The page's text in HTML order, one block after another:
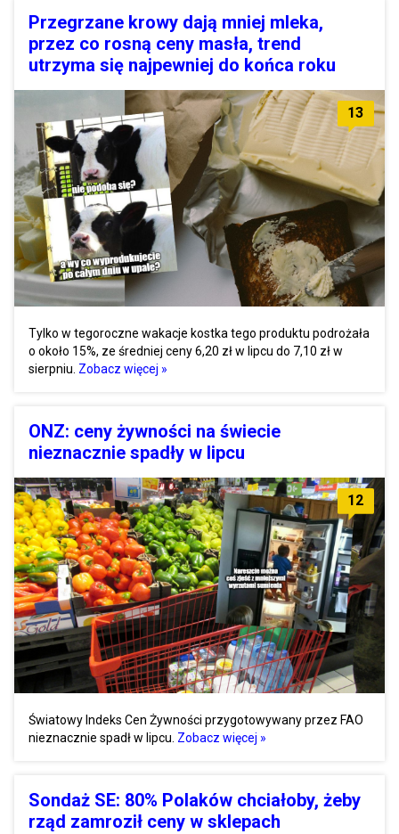
Przegrzane krowy dają mniej mleka,
przez co rosną ceny masła, trend
utrzyma się najpewniej do końca roku
13
Tylko w tegoroczne wakacje kostka tego produktu podrożała
o około 15%, ze średniej ceny 6,20 zł w lipcu do 7,10 zł w
sierpniu. Zobacz więcej »
ONZ: ceny żywności na świecie
nieznacznie spadły w lipcu
12
Światowy Indeks Cen Żywności przygotowywany przez FAO
nieznacznie spadł w lipcu. Zobacz więcej »
Sondaż SE: 80% Polaków chciałoby, żeby
rząd zamroził ceny w sklepach